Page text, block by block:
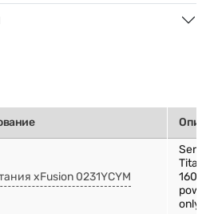
xFusion 0231YCYM
only